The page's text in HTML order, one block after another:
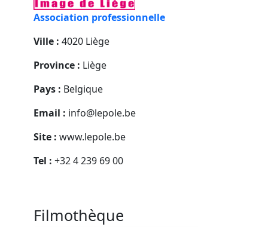
Association professionnelle
Ville : 4020 Liège
Province : Liège
Pays : Belgique
Email : info@lepole.be
Site : www.lepole.be
Tel : +32 4 239 69 00
Filmothèque